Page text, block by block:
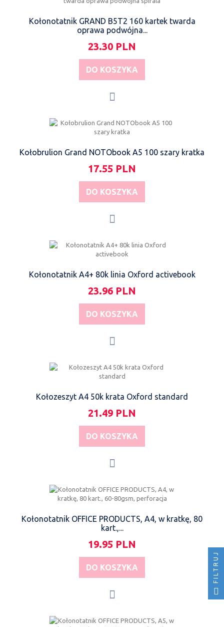
Kołonotatnik GRAND B5T2 160 kartek twarda
oprawa podwójna...
23.30 PLN
DO KOSZYKA
Kołobrulion Grand NOTObook A5 100 szary kratka
17.55 PLN
DO KOSZYKA
Kołonotatnik A4+ 80k linia Oxford activebook
23.96 PLN
DO KOSZYKA
Kołozeszyt A4 50k krata Oxford standard
21.49 PLN
DO KOSZYKA
Kołonotatnik OFFICE PRODUCTS, A4, w kratkę, 80
kart.,...
19.95 PLN
DO KOSZYKA FILTRUJ